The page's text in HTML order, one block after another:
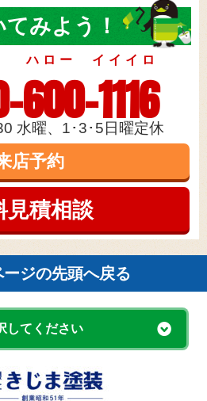
てみよう！
1116
ハロー イイイロ
水曜、1･3･5日曜定休
店予約
見積相談
ージの先頭へ戻る
してください